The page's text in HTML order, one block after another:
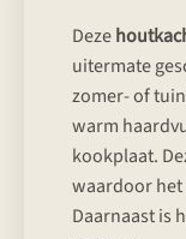
Deze
uitermate
zomer- of
warm
kookplaat.
waardoor het
Daarnaast is